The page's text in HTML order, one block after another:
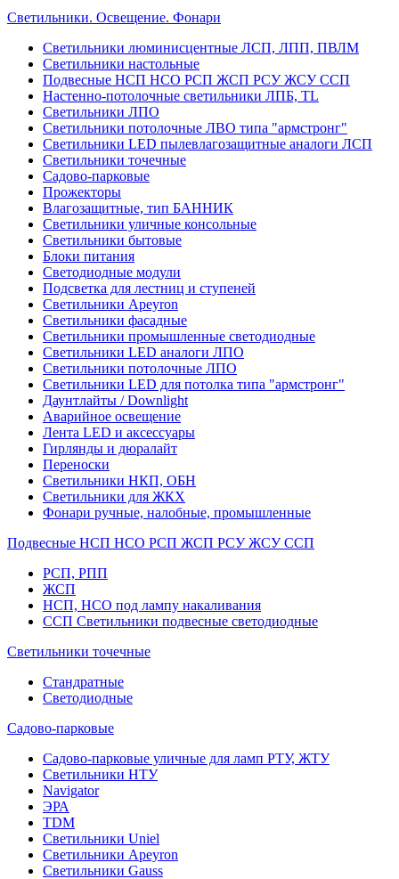
Светильники. Освещение. Фонари
Светильники люминисцентные ЛСП, ЛПП, ПВЛМ
Светильники настольные
Подвесные НСП НСО РСП ЖСП РСУ ЖСУ ССП
Настенно-потолочные светильники ЛПБ, TL
Светильники ЛПО
Светильники потолочные ЛВО типа "армстронг"
Светильники LED пылевлагозащитные аналоги ЛСП
Светильники точечные
Садово-парковые
Прожекторы
Влагозащитные, тип БАННИК
Светильники уличные консольные
Светильники бытовые
Блоки питания
Светодиодные модули
Подсветка для лестниц и ступеней
Светильники Apeyron
Светильники фасадные
Светильники промышленные светодиодные
Светильники LED аналоги ЛПО
Светильники потолочные ЛПО
Светильники LED для потолка типа "армстронг"
Даунтлайты / Downlight
Аварийное освещение
Лента LED и аксессуары
Гирлянды и дюралайт
Переноски
Светильники НКП, ОБН
Светильники для ЖКХ
Фонари ручные, налобные, промышленные
Подвесные НСП НСО РСП ЖСП РСУ ЖСУ ССП
РСП, РПП
ЖСП
НСП, НСО под лампу накаливания
ССП Светильники подвесные светодиодные
Светильники точечные
Стандратные
Светодиодные
Садово-парковые
Садово-парковые уличные для ламп РТУ, ЖТУ
Светильники НТУ
Navigator
ЭРА
TDM
Светильники Uniel
Светильники Apeyron
Светильники Gauss